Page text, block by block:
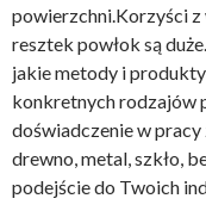
powierzchni.Korzyści
resztek powłok są
jakie metody i
konkretnych rodzajów
doświadczenie w
drewno, metal, szkło,
podejście do Twoich